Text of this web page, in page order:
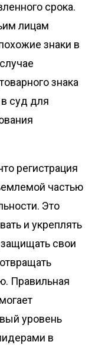
срока.
лицам
знаки в
знака
суд для
регистрация
частью
Это
и укреплять
свои
Правильная
уровень
в